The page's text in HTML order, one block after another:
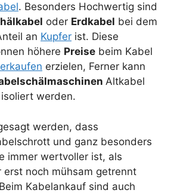
. Besonders Hochwertig sind
oder Erdkabel bei dem
an Kupfer ist. Diese
höhere Preise beim Kabel
erzielen, Ferner kann
Altkabel
werden.
werden, dass
und ganz besonders
immer wertvoller ist, als
erst noch mühsam getrennt
Kabelankauf sind auch